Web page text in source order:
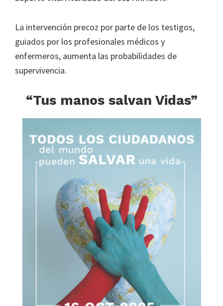
La intervención precoz por parte de los testigos,
guiados por los profesionales médicos y
enfermeros, aumenta las probabilidades de
supervivencia.
“Tus manos salvan Vidas”